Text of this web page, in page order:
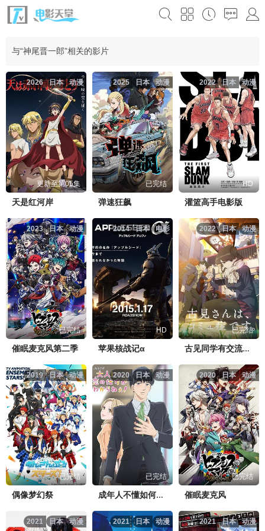
与“神尾晋一郎”相关的影片
动漫
日本
2026
更新至第05集
天是红河岸
动漫
日本
2025
已完结
弹速狂飙
动漫
日本
2022
HD
灌篮高手电影版
动漫
日本
2023
已完结
催眠麦克风第二季
电影
日本
2014
HD
苹果核战记α
动漫
日本
2022
已完结
古见同学有交流障碍症第二季
动漫
日本
2019
已完结
偶像梦幻祭
动漫
日本
2020
已完结
成年人不懂如何恋爱
动漫
日本
2020
已完结
催眠麦克风
动漫
日本
2021 动漫
日本
2021 动漫
日本
2021